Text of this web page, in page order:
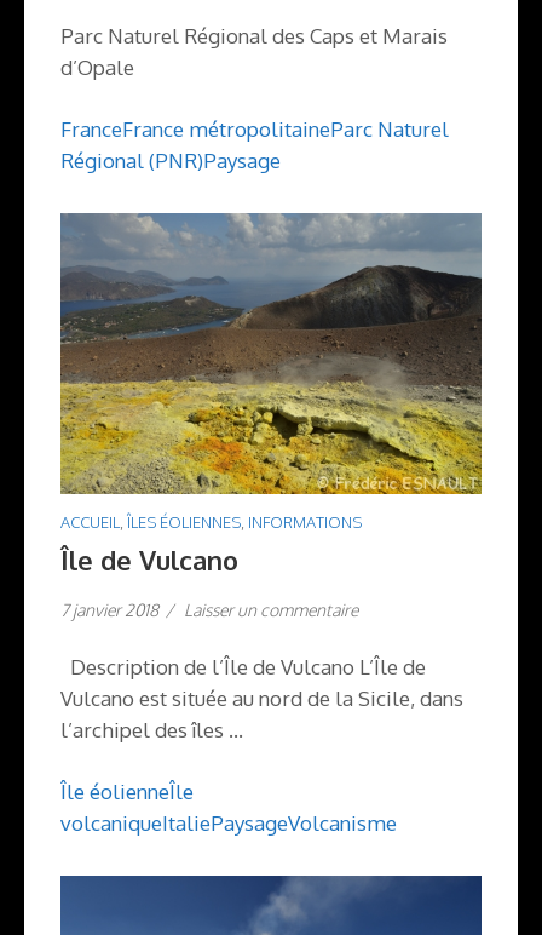
Parc Naturel Régional des Caps et Marais
d’Opale
FranceFrance métropolitaineParc Naturel
Régional (PNR)Paysage
ACCUEIL ÎLES ÉOLIENNES INFORMATIONS
Île de Vulcano
7 janvier 2018 / Laisser un commentaire
Description de l’Île de Vulcano L’Île de
Vulcano est située au nord de la Sicile, dans
l’archipel des îles …
Île éolienneÎle
volcaniqueItaliePaysageVolcanisme